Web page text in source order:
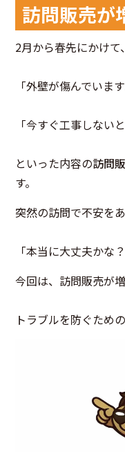
訪問販売が
2月から春先にかけて、
「外壁が傷んでいます
「今すぐ工事しない
といった内容の訪問
す。
突然の訪問で不安を
「本当に大丈夫かな
今回は、訪問販売が
トラブルを防ぐため